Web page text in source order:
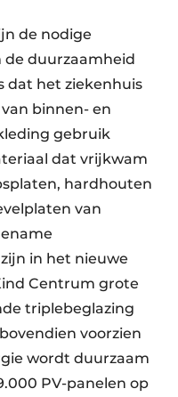
de nodige
duurzaamheid
dat het ziekenhuis
binnen- en
gebruik
dat vrijkwam
hardhouten
van
in het nieuwe
Centrum grote
triplebeglazing
voorzien
wordt duurzaam
PV-panelen op